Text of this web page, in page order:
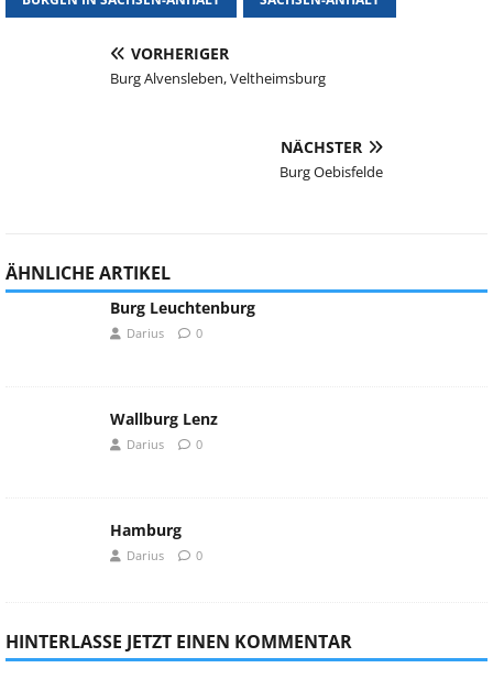
VORHERIGER
Burg Alvensleben, Veltheimsburg
NÄCHSTER
Burg Oebisfelde
ÄHNLICHE ARTIKEL
Burg Leuchtenburg
Darius 0
Wallburg Lenz
Darius 0
Hamburg
Darius 0
HINTERLASSE JETZT EINEN KOMMENTAR